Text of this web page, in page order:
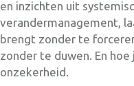
en inzichten uit
verandermanagement,
brengt zonder te
zonder te duwen. En
onzekerheid.